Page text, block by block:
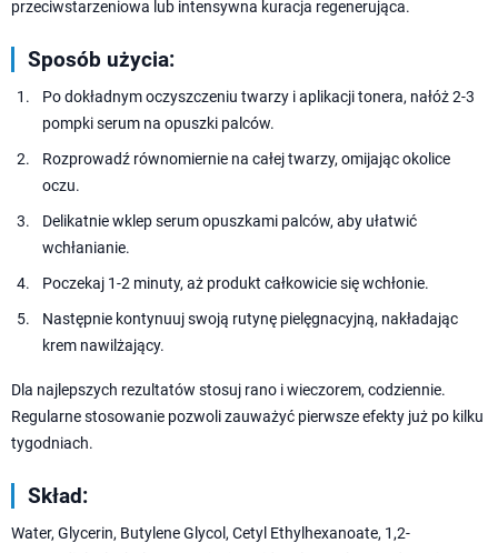
przeciwstarzeniowa lub intensywna kuracja regenerująca.
Sposób użycia:
Po dokładnym oczyszczeniu twarzy i aplikacji tonera, nałóż 2-3
pompki serum na opuszki palców.
Rozprowadź równomiernie na całej twarzy, omijając okolice
oczu.
Delikatnie wklep serum opuszkami palców, aby ułatwić
wchłanianie.
Poczekaj 1-2 minuty, aż produkt całkowicie się wchłonie.
Następnie kontynuuj swoją rutynę pielęgnacyjną, nakładając
krem nawilżający.
Dla najlepszych rezultatów stosuj rano i wieczorem, codziennie.
Regularne stosowanie pozwoli zauważyć pierwsze efekty już po kilku
tygodniach.
Skład:
Water, Glycerin, Butylene Glycol, Cetyl Ethylhexanoate, 1,2-